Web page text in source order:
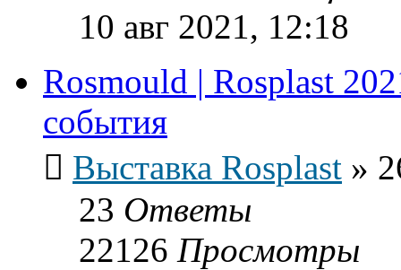
10 авг 2021, 12:18
Rosmould | Rosplast
события
Выставка Rosplast »
23 Ответы
22126 Просмотры